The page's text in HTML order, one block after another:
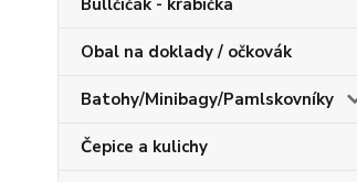
Bullčičák - krabička
Obal na doklady / očkovák
Batohy/Minibagy/Pamlskovníky
Čepice a kulichy